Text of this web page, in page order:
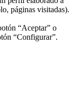
páginas visitadas).
“Aceptar” o
“Configurar”.